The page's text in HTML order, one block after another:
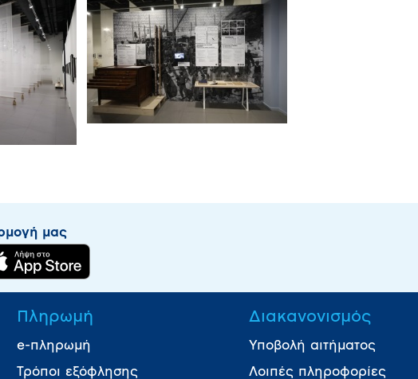
μας
Πληρωμή
e-πληρωμή
Τρόποι εξόφλησης
Διακανονισμός
Υποβολή αιτήματος
Λοιπές πληροφορίες